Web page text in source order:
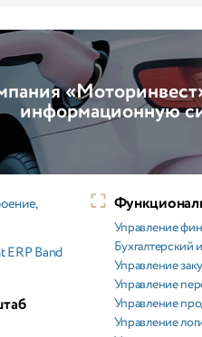
информационную
ERP Band
Управление
Бухгалтерский
Управление
Управление
Управление
Управление